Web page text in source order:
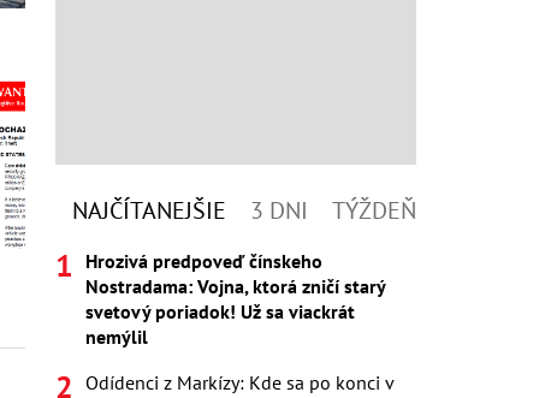
NAJČÍTANEJŠIE 3 DNI TÝŽDEŇ
Hrozivá predpoveď čínskeho
Nostradama: Vojna, ktorá zničí starý
svetový poriadok! Už sa viackrát
nemýlil
Odídenci z Markízy: Kde sa po konci v